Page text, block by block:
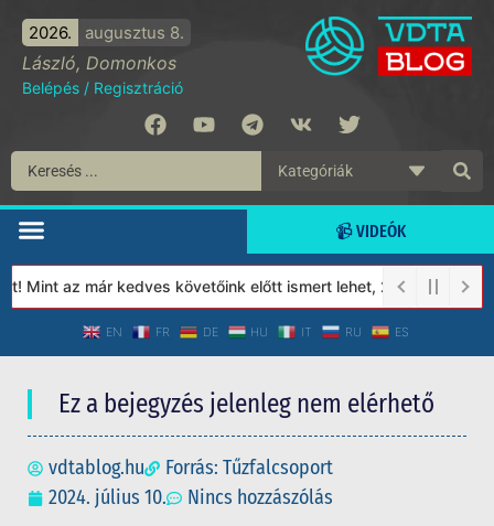
2026. augusztus 8.
László, Domonkos
Belépés / Regisztráció
📹 VIDEÓK
az már kedves követőink előtt ismert lehet, 2023-tól a
EN FR DE HU IT RU ES
Ez a bejegyzés jelenleg nem elérhető
vdtablog.hu
Forrás: Tűzfalcsoport
2024. július 10.
Nincs hozzászólás